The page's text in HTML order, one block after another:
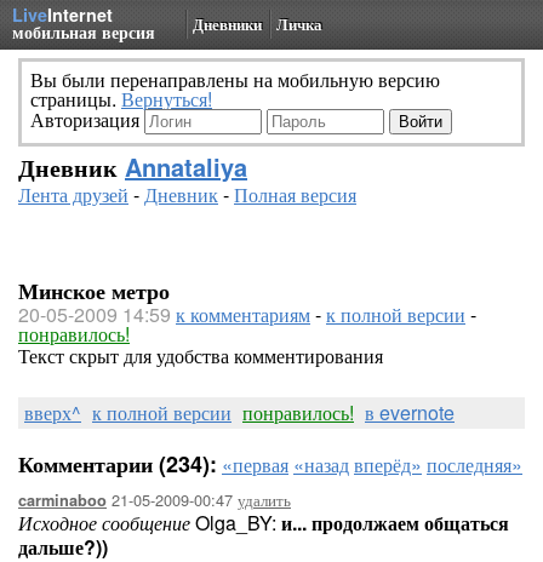
LiveInternet
мобильная версия Дневники Личка
Вы были перенаправлены на мобильную версию
страницы. Вернуться!
Авторизация
Дневник Annataliya
Лента друзей -Дневник-Полная версия
Минское метро
20-05-2009 14:59 к комментариям-к полной версии -
понравилось!
Текст скрыт для удобства комментирования
вверх^ к полной версии понравилось! в evernote
Комментарии (234): «первая «назадвперёд» последняя»
carminaboo 21-05-2009-00:47 удалить
Исходное сообщениеOlga_BY: и... продолжаем общаться
дальше?))